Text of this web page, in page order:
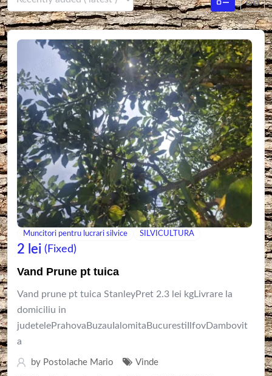
Muncitori pentru lucrari silvice SILVICULTURA
2 lei (Fixed)
Vand Prune pt tuica
Vand prune pt tuica StanleyPret 2.3 lei kgLivrare la
domiciliu in
judetelePrahovaBuzauIalomitaBucurestiIlfovDambovit
a
by Postolache Mario Vinde